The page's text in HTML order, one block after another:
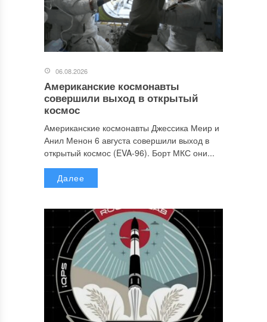
06.08.2026
Американские космонавты
совершили выход в открытый
космос
Американские космонавты Джессика Меир и
Анил Менон 6 августа совершили выход в
открытый космос (EVA-96). Борт МКС они...
Далее